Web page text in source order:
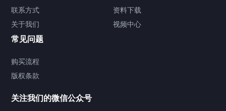
TCU温度控制单元
Chiller气体控温系统
联系方式
关于我们
资料下载
视频中心
常见问题
购买流程
版权条款
关注我们的微信公众号